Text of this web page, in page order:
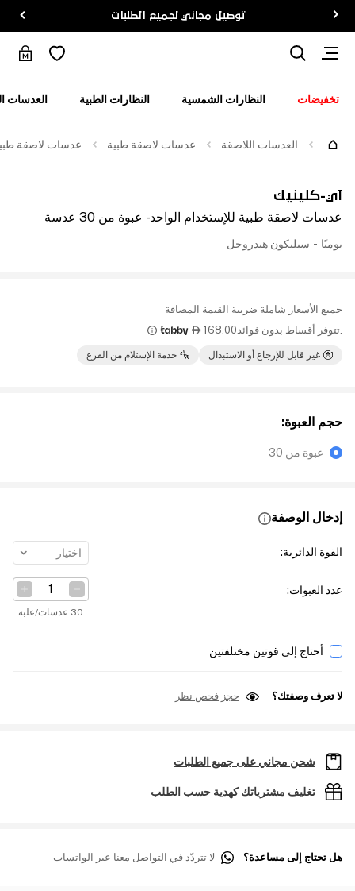
توصيل مجاني لجميع الطلبات
تخفيضات النظارات الشمسية النظارات الطبية العدسات
العدسات اللاصقة عدسات لاصقة طبية عدسات لاصقة طبية
آي-كلينيك
عدسات لاصقة طبية للإستخدام الواحد - عبوة من 30 عدسة
يوميًا - سيليكون هيدروجل
جميع الأسعار شاملة ضريبة القيمة المضافة
.تتوفر أقساط بدون فوائد168.00

غير قابل للإرجاع أو الاستبدال خدمة الإستلام من الفرع
حجم العبوة:
عبوة من 30
إدخال الوصفة
القوة الدائرية: اختيار
عدد العبوات:
30 عدسات/علبة
أحتاج إلى قوتين مختلفتين
لا تعرف وصفتك؟ حجز فحص نظر
شحن مجاني على جميع الطلبات
تغليف مشترياتك كهدية حسب الطلب
هل تحتاج إلى مساعدة؟ لا تتردّد في التواصل معنا عبر الواتساب